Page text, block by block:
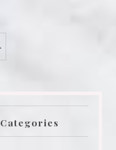
Categories